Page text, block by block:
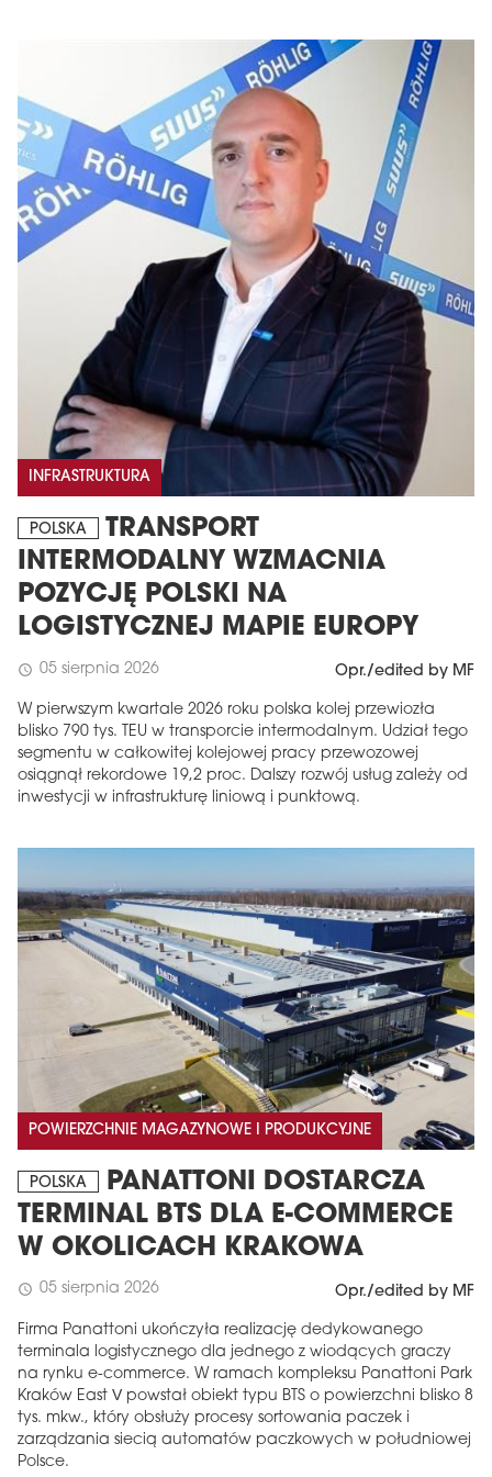
INFRASTRUKTURA
POLSKA
TRANSPORT
INTERMODALNY WZMACNIA
POZYCJĘ POLSKI NA
LOGISTYCZNEJ MAPIE EUROPY
schedule 05 sierpnia 2026 Opr./edited by MF
W pierwszym kwartale 2026 roku polska kolej przewiozła
blisko 790 tys. TEU w transporcie intermodalnym. Udział tego
segmentu w całkowitej kolejowej pracy przewozowej
osiągnął rekordowe 19,2 proc. Dalszy rozwój usług zależy od
inwestycji w infrastrukturę liniową i punktową.
POWIERZCHNIE MAGAZYNOWE I PRODUKCYJNE
POLSKA
PANATTONI DOSTARCZA
TERMINAL BTS DLA E-COMMERCE
W OKOLICACH KRAKOWA
schedule 05 sierpnia 2026 Opr./edited by MF
Firma Panattoni ukończyła realizację dedykowanego
terminala logistycznego dla jednego z wiodących graczy
na rynku e-commerce. W ramach kompleksu Panattoni Park
Kraków East V powstał obiekt typu BTS o powierzchni blisko 8
tys. mkw., który obsłuży procesy sortowania paczek i
zarządzania siecią automatów paczkowych w południowej
Polsce.